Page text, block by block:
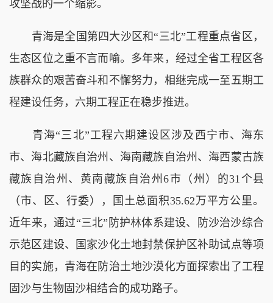
攻坚战的一个缩影。
青海是全国第四大沙区和“三北”工程重点省区，
生态区位之重不言而喻。多年来，经过全省工程区各
族群众的艰苦奋斗和不懈努力，相继完成一至五期工
程建设任务，六期工程正在稳步推进。
青海“三北”工程六期建设区涉及西宁市、海东
市、海北藏族自治州、海南藏族自治州、海西蒙古族
藏族自治州、黄南藏族自治州6市（州）的31个县
（市、区、行委），国土总面积35.62万平方公里。
近年来，通过“三北”防护林体系建设、防沙治沙综合
示范区建设、国家沙化土地封禁保护区补助试点等项
目的实施，青海在防治土地沙漠化方面探索出了工程
固沙与生物固沙相结合的成功路子。